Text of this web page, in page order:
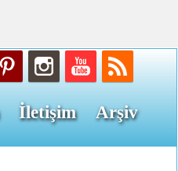
İletişim Arşiv